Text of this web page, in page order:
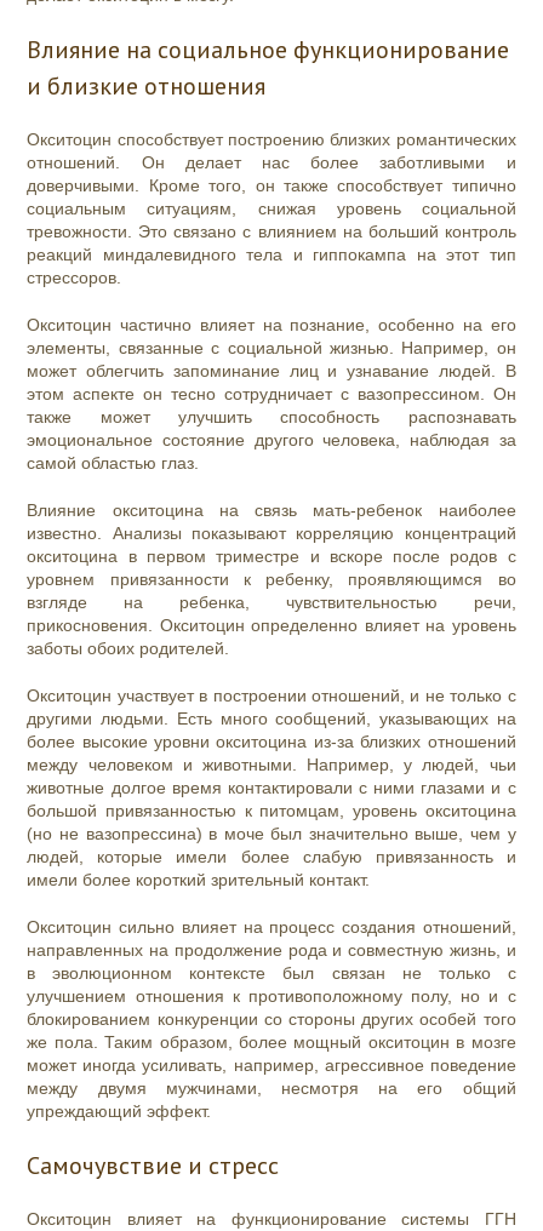
Влияние на социальное функционирование
и близкие отношения
Окситоцин способствует построению близких романтических
отношений. Он делает нас более заботливыми и
доверчивыми. Кроме того, он также способствует типично
социальным ситуациям, снижая уровень социальной
тревожности. Это связано с влиянием на больший контроль
реакций миндалевидного тела и гиппокампа на этот тип
стрессоров.
Окситоцин частично влияет на познание, особенно на его
элементы, связанные с социальной жизнью. Например, он
может облегчить запоминание лиц и узнавание людей. В
этом аспекте он тесно сотрудничает с вазопрессином. Он
также может улучшить способность распознавать
эмоциональное состояние другого человека, наблюдая за
самой областью глаз.
Влияние окситоцина на связь мать-ребенок наиболее
известно. Анализы показывают корреляцию концентраций
окситоцина в первом триместре и вскоре после родов с
уровнем привязанности к ребенку, проявляющимся во
взгляде на ребенка, чувствительностью речи,
прикосновения. Окситоцин определенно влияет на уровень
заботы обоих родителей.
Окситоцин участвует в построении отношений, и не только с
другими людьми. Есть много сообщений, указывающих на
более высокие уровни окситоцина из-за близких отношений
между человеком и животными. Например, у людей, чьи
животные долгое время контактировали с ними глазами и с
большой привязанностью к питомцам, уровень окситоцина
(но не вазопрессина) в моче был значительно выше, чем у
людей, которые имели более слабую привязанность и
имели более короткий зрительный контакт.
Окситоцин сильно влияет на процесс создания отношений,
направленных на продолжение рода и совместную жизнь, и
в эволюционном контексте был связан не только с
улучшением отношения к противоположному полу, но и с
блокированием конкуренции со стороны других особей того
же пола. Таким образом, более мощный окситоцин в мозге
может иногда усиливать, например, агрессивное поведение
между двумя мужчинами, несмотря на его общий
упреждающий эффект.
Самочувствие и стресс
Окситоцин влияет на функционирование системы ГГН